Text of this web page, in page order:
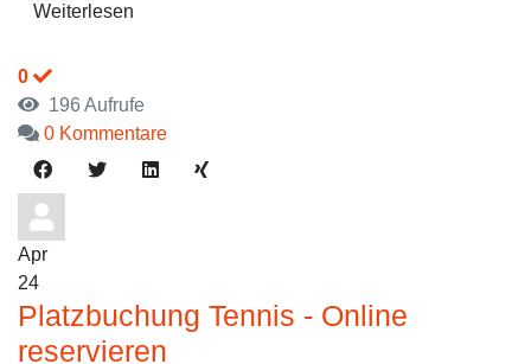
Weiterlesen
0
196 Aufrufe
0 Kommentare
Apr
24
Platzbuchung Tennis - Online
reservieren